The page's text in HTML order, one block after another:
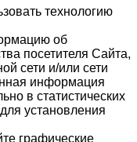
технологию
об
посетителя Сайта,
сети и/или сети
информация
в статистических
установления
графические